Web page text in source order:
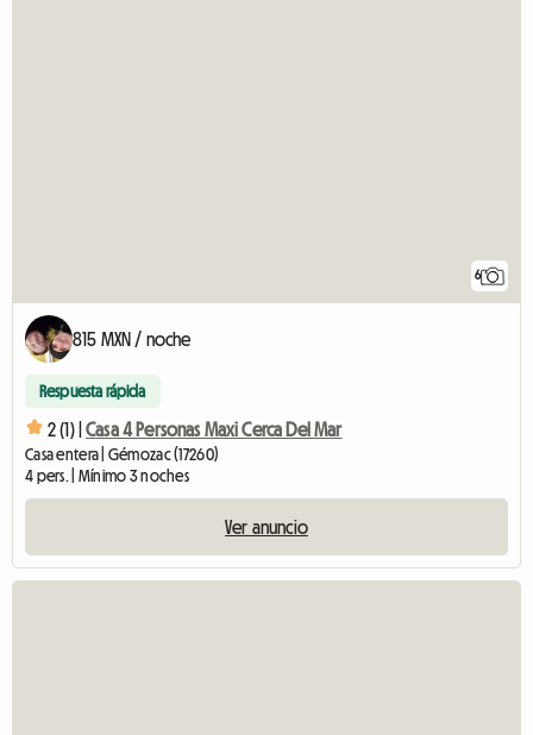
6
815 MXN / noche
Respuesta rápida
2 (1) | Casa 4 Personas Maxi Cerca Del Mar
Casa entera | Gémozac (17260)
4 pers. | Mínimo 3 noches
Ver anuncio